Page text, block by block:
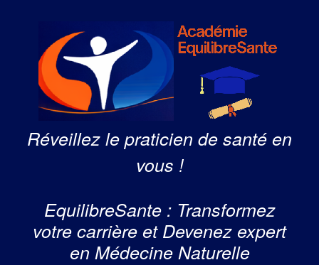
Réveillez le praticien de santé en
vous !
EquilibreSante : Transformez
votre carrière et Devenez expert
en Médecine Naturelle